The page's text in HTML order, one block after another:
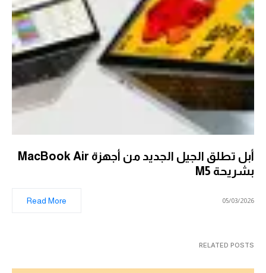
أبل تطلق الجيل الجديد من أجهزة MacBook Air
بشريحة M5
05/03/2026
Read More
RELATED POSTS